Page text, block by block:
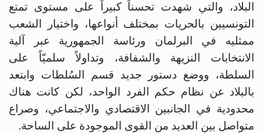
البلاد، والتي شهدت تحسناً كبيراً على مستوى تمتع
التونسيين بالحريات بمختلف أنواعها، واختيار الشعب
ممثليه في البرلمان ورئاسة الجمهورية عبر آلية
الانتخابات النزيهة والشفافة، وتداولاً سلميّاً على
السلطة، ووضع دستور جديد قسم السُلطات وابتعد
بالبلاد عن نظام حكم الفرد الواحد، لكن كانت هناك
محدودية في الجانبين الاقتصادي والاجتماعي، وصراع
متواصل بين العديد من القوى الموجودة على الساحة.